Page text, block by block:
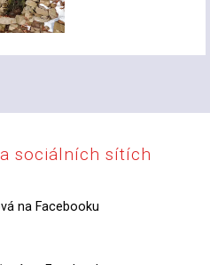
sociálních sítích
na Facebooku